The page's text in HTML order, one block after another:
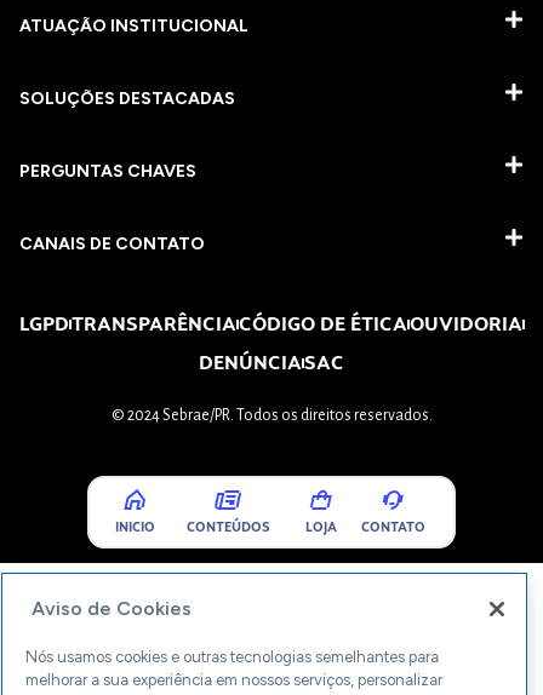
ATUAÇÃO INSTITUCIONAL
SOLUÇÕES DESTACADAS
PERGUNTAS CHAVES​
CANAIS DE CONTATO
LGPDTRANSPARÊNCIACÓDIGO DE ÉTICAOUVIDORIA
DENÚNCIASAC
© 2024 Sebrae/PR. Todos os direitos reservados.
INICIO CONTEÚDOS LOJA CONTATO
Aviso de Cookies
Nós usamos cookies e outras tecnologias semelhantes para
melhorar a sua experiência em nossos serviços, personalizar